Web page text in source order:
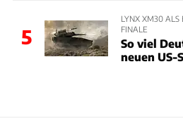
5
LYNX XM30 ALS
FINALE
So viel
neuen US-